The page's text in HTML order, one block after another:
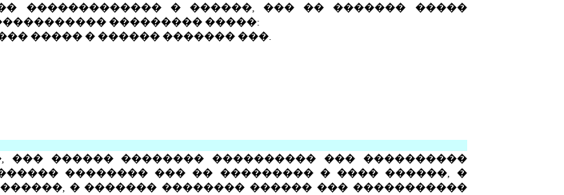
������������� � ������, ��� �� ������� �����
��������� �����:
����� � ������ ������� ���.
������ �������� ���������� ��� ����������
�������� ��� �� ��������� � ���� ������, �
� ������� �������� ������ ��� �����������